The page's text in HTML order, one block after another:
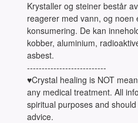
Krystaller og steiner består
reagerer med vann, og noen
konsumering. De kan
kobber, aluminium,
asbest.
---------------------------
♥Crystal healing is NOT
any medical treatment. All
spiritual purposes and
advice.